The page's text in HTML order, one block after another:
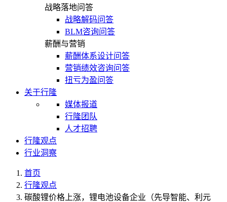
战略落地问答
战略解码问答
BLM咨询问答
薪酬与营销
薪酬体系设计问答
营销绩效咨询问答
扭亏为盈问答
关于行隆
媒体报道
行隆团队
人才招聘
行隆观点
行业洞察
首页
行隆观点
碳酸锂价格上涨，锂电池设备企业（先导智能、利元